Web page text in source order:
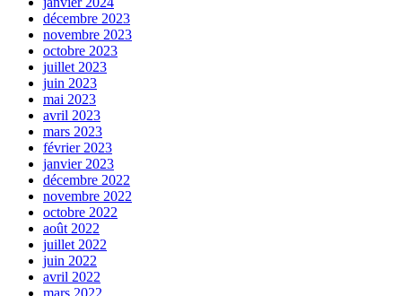
décembre 2023
novembre 2023
octobre 2023
juillet 2023
juin 2023
mai 2023
avril 2023
mars 2023
février 2023
janvier 2023
décembre 2022
novembre 2022
octobre 2022
août 2022
juillet 2022
juin 2022
avril 2022
mars 2022